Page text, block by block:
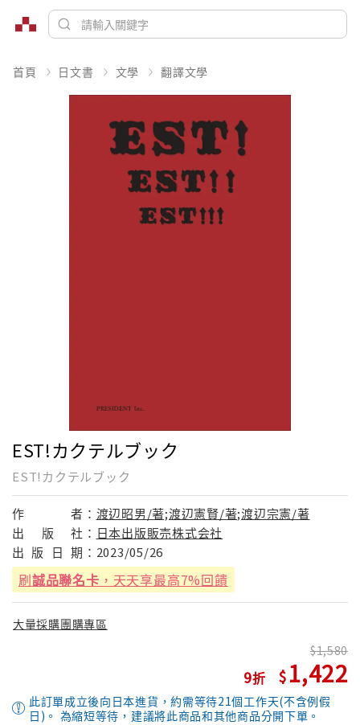
首頁 日文書 文學 翻譯文學
EST!カクテルブック
EST!カクテルブック
作 者： 渡辺昭男/著;渡辺憲賢/著;渡辺宗憲/著
出
版 社： 日本出版販売株式会社
出 版 日 期： 2023/05/26
刷誠品聯名卡 ，天天享最高7%回饋
大量採購團購專區
9
1,580
1,422
此訂單成立後向日本進貨，約需等待21個工作天(不含例假
日)。 為縮短等待，建議將此商品和其他商品分開下單。